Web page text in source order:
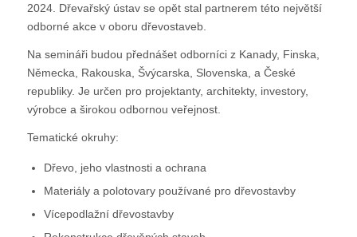
2024. Dřevařský ústav se opět stal partnerem této největší
odborné akce v oboru dřevostaveb.
Na semináři budou přednášet odborníci z Kanady, Finska,
Německa, Rakouska, Švýcarska, Slovenska, a České
republiky. Je určen pro projektanty, architekty, investory,
výrobce a širokou odbornou veřejnost.
Tematické okruhy:
Dřevo, jeho vlastnosti a ochrana
Materiály a polotovary používané pro dřevostavby
Vícepodlažní dřevostavby